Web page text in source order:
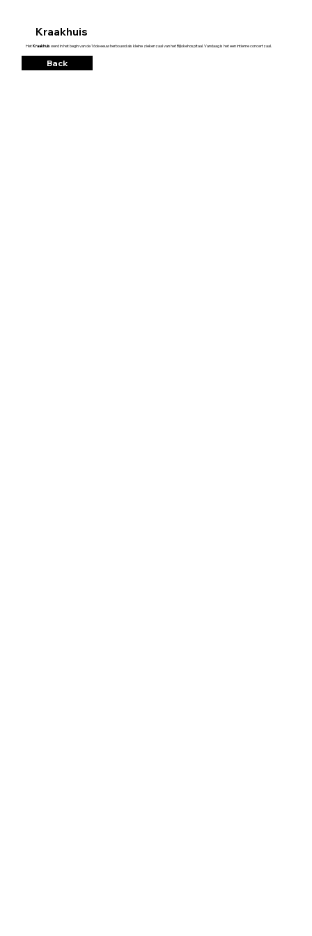
Kraakhuis
HetKraakhuiswerd in het begin van de 16de eeuw herbouwd als kleine ziekenzaal van het Bijlokehospitaal. Vandaag is het een intieme concertzaal.
Back